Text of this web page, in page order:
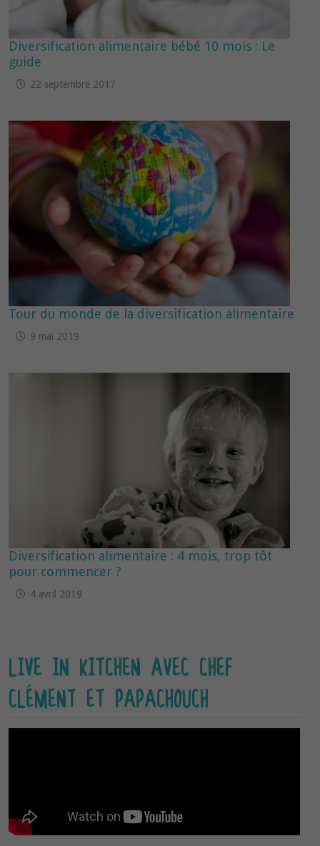
Diversification alimentaire bébé 10 mois : Le
guide
22 septembre 2017
Tour du monde de la diversification alimentaire
9 mai 2019
Diversification alimentaire : 4 mois, trop tôt
pour commencer ?
4 avril 2019
LIVE IN KITCHEN AVEC CHEF
CLÉMENT ET PAPACHOUCH